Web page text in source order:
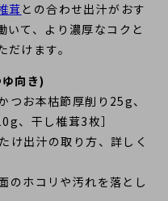
茸 との合わせ出汁がおす
いて、より濃厚なコクと
けます。
向き)
つお本枯節厚削り25g、
、干し椎茸3枚］
け出汁の取り方、詳しく
のホコリや汚れを落とし